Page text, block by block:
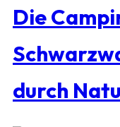
Die
durch